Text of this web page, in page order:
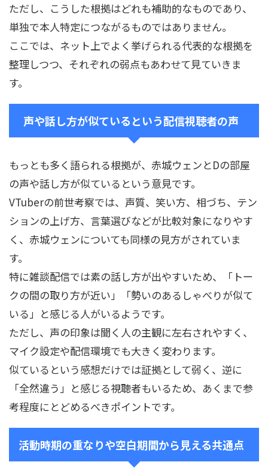
ただし、こうした根拠はどれも補助的なものであり、
単独で本人特定につながるものではありません。
ここでは、ネット上でよく挙げられる代表的な根拠を
整理しつつ、それぞれの弱点もあわせて見ていきま
す。
声や話し方が似ているという配信視聴者の声
もっとも多く語られる根拠が、赤城ウェンとDの部屋
の声や話し方が似ているという意見です。
VTuberの前世考察では、声質、笑い方、相づち、テン
ションの上げ方、言葉選びなどが比較対象になりやす
く、赤城ウェンについても同様の見方がされていま
す。
特に雑談配信では素の話し方が出やすいため、「トー
クの間の取り方が近い」「勢いのあるしゃべりが似て
いる」と感じる人がいるようです。
ただし、声の印象は聞く人の主観に左右されやすく、
マイク設定や配信環境でも大きく変わります。
似ているという感想だけでは証拠として弱く、逆に
「全然違う」と感じる視聴者もいるため、あくまで参
考程度にとどめるべきポイントです。
活動時期の重なりや空白期間から見える共通点